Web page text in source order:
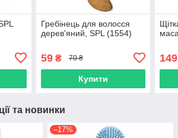
Гребінець для волосся
дерев'яний, SPL (1554)
59₴ 70 ₴
Купити
149
та новинки
–17%